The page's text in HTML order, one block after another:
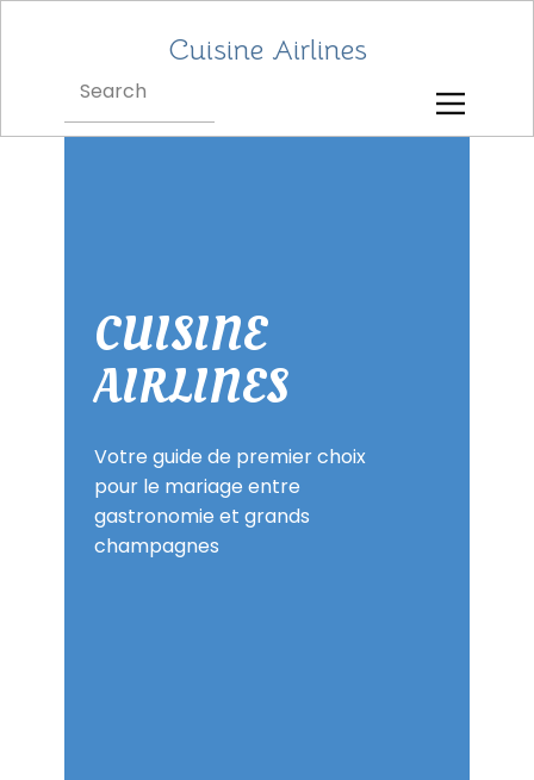
Cuisine Airlines
CUISINE
AIRLINES
Votre guide de premier choix
pour le mariage entre
gastronomie et grands
champagnes